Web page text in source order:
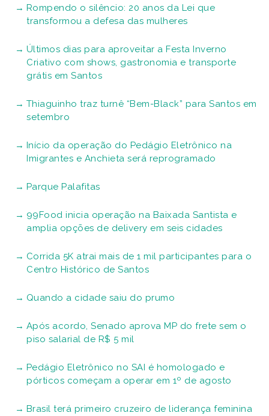
piso salarial de R$ 5 mil
pórticos começam a operar em 1º de agosto
Brasil terá primeiro cruzeiro de liderança feminina
Bike Santos ganha espaço como opção de lazer
É férias! Programe-se com atividades de lazer e
criança no Hospital Municipal
setor automotivo a pagar R$ 100 mil por danos
morais coletivos
Biquíni: o traje que fez história
Com entrada solidária, Concha Rock apresenta
tributo ao U2, Capital Inicial e homenagem a
Festa Inverno Criativo começa sexta com muita
armazéns do Parque Valongo, em Santos